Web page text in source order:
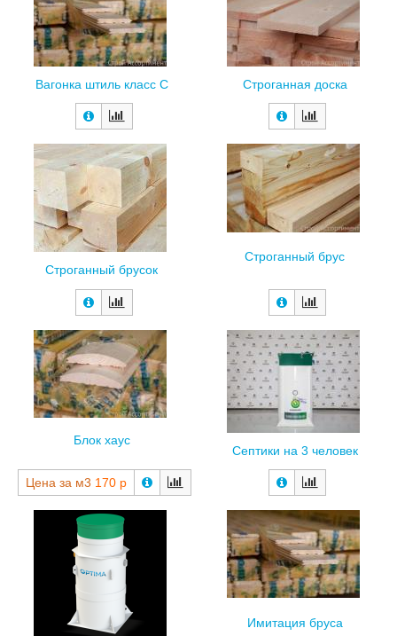
Вагонка штиль класс С Строганная доска
Строганный брусок
Строганный брус
Блок хаус
Цена за м3 170 р
Септики на 3 человек
Имитация бруса